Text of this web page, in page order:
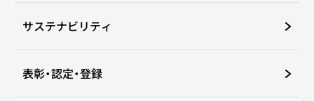
サステナビリティ
表彰・認定・登録